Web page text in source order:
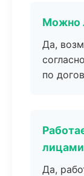
Можно
Да,
по
Да,